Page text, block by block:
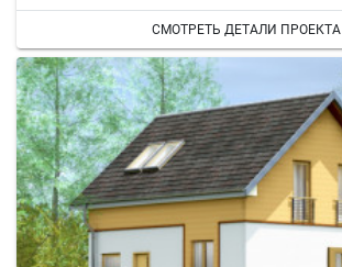
СМОТРЕТЬ ДЕТАЛИ ПРОЕКТА